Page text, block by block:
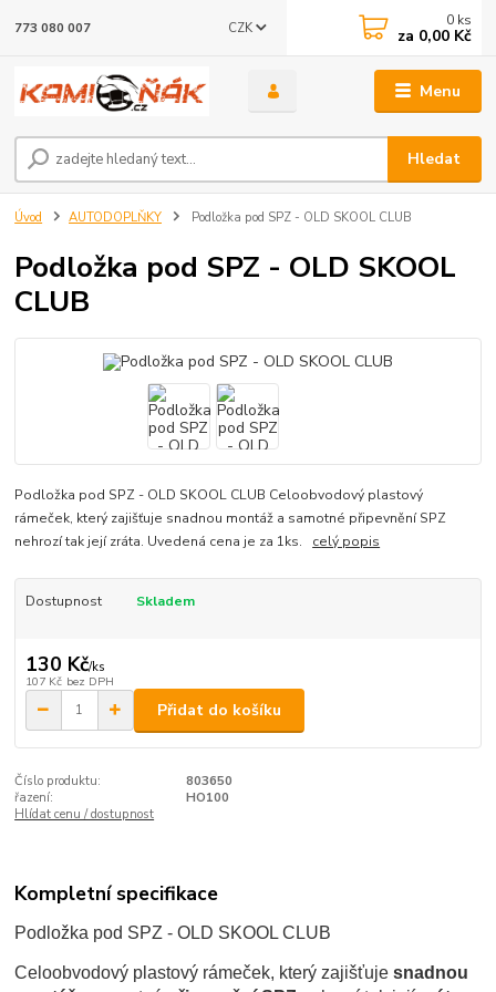
Menu
CZK
Hledat
773 080 007 0 ks
za 0,00 Kč
Úvod AUTODOPLŇKY Podložka pod SPZ - OLD SKOOL CLUB
Podložka pod SPZ - OLD SKOOL
CLUB
Podložka pod SPZ - OLD SKOOL CLUB Celoobvodový plastový
rámeček, který zajišťuje snadnou montáž a samotné připevnění SPZ
nehrozí tak její zráta. Uvedená cena je za 1ks. celý popis
Dostupnost Skladem
130 Kč/ks
107 Kč bez DPH
Přidat do košíku
Číslo produktu:
803650
řazení:
HO100
Hlídat cenu / dostupnost
Kompletní specifikace
Podložka pod SPZ - OLD SKOOL CLUB
Celoobvodový plastový rámeček, který zajišťujesnadnou